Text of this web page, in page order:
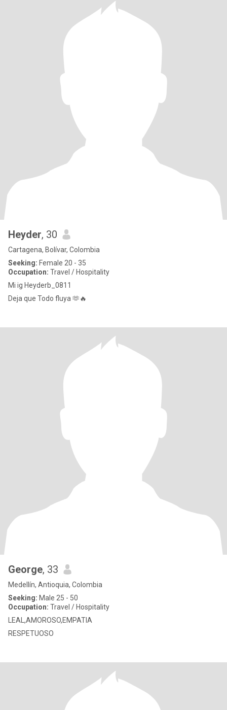
Heyder, 30
Cartagena, Bolívar, Colombia
Seeking: Female 20 - 35
Occupation: Travel / Hospitality
Mi ig Heyderb_0811
Deja que Todo fluya 🫶🔥
George, 33
Medellín, Antioquia, Colombia
Seeking: Male 25 - 50
Occupation: Travel / Hospitality
LEAL,AMOROSO,EMPATIA
RESPETUOSO